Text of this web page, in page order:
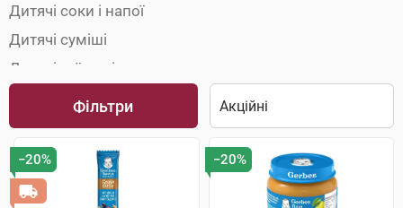
Дитячі соки і напої
Дитячі суміші
Дитячі чаї та відвари
Фільтри
−20% −20%